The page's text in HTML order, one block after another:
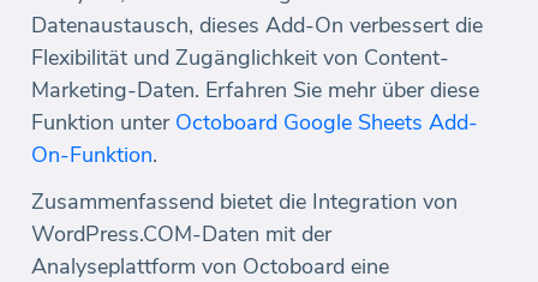
Datenaustausch, dieses Add-On verbessert die
Flexibilität und Zugänglichkeit von Content-
Marketing-Daten. Erfahren Sie mehr über diese
Funktion unter Octoboard Google Sheets Add-
On-Funktion.
Zusammenfassend bietet die Integration von
WordPress.COM-Daten mit der
Analyseplattform von Octoboard eine